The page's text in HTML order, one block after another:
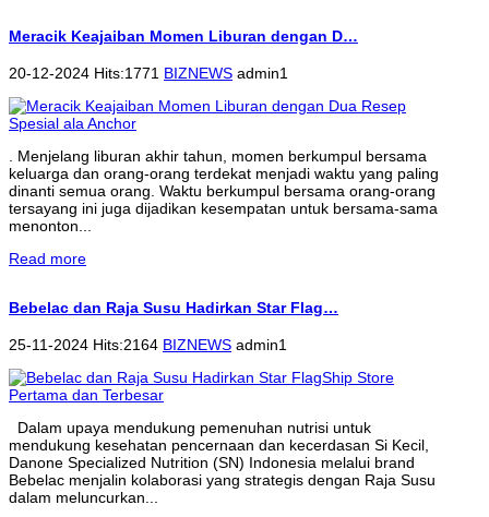
Meracik Keajaiban Momen Liburan dengan D…
20-12-2024 Hits:1771 BIZNEWS admin1
. Menjelang liburan akhir tahun, momen berkumpul bersama
keluarga dan orang-orang terdekat menjadi waktu yang paling
dinanti semua orang. Waktu berkumpul bersama orang-orang
tersayang ini juga dijadikan kesempatan untuk bersama-sama
menonton...
Read more
Bebelac dan Raja Susu Hadirkan Star Flag…
25-11-2024 Hits:2164 BIZNEWS admin1
Dalam upaya mendukung pemenuhan nutrisi untuk
mendukung kesehatan pencernaan dan kecerdasan Si Kecil,
Danone Specialized Nutrition (SN) Indonesia melalui brand
Bebelac menjalin kolaborasi yang strategis dengan Raja Susu
dalam meluncurkan...